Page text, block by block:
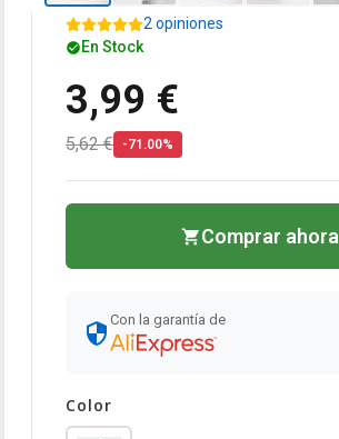
2 opiniones
En Stock
3,99 €
5,62 € -71.00%
Comprar ahora
Con la garantía de
Color